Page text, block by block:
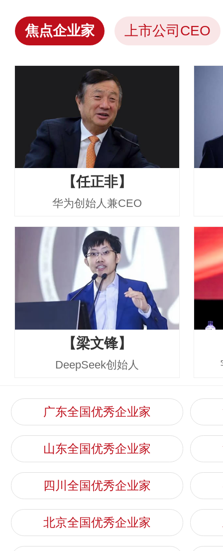
焦点企业家 上市公司CEO
【任正非】
华为创始人兼CEO
【梁文锋】
DeepSeek创始人
广东全国优秀企业家
山东全国优秀企业家
四川全国优秀企业家
北京全国优秀企业家